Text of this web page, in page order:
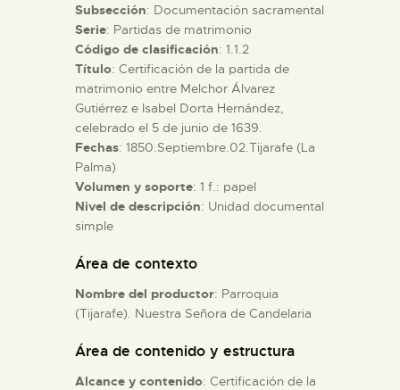
COLECCIONES
DIDÁCTICA
ESPAÑOL
Subsección: Documentación sacramental
Serie: Partidas de matrimonio
Código de clasificación: 1.1.2
Título: Certificación de la partida de
matrimonio entre Melchor Álvarez
Gutiérrez e Isabel Dorta Hernández,
celebrado el 5 de junio de 1639.
Fechas: 1850.Septiembre.02.Tijarafe (La
Palma)
Volumen y soporte: 1 f.: papel
Nivel de descripción: Unidad documental
simple
Área de contexto
Nombre del productor: Parroquia
(Tijarafe). Nuestra Señora de Candelaria
Área de contenido y estructura
Alcance y contenido: Certificación de la